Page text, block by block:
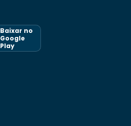
Baixar no
Google
Play